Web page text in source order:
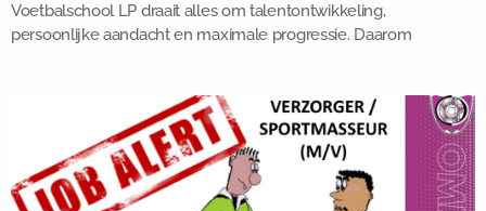
Voetbalschool LP draait alles om talentontwikkeling,
persoonlijke aandacht en maximale progressie. Daarom